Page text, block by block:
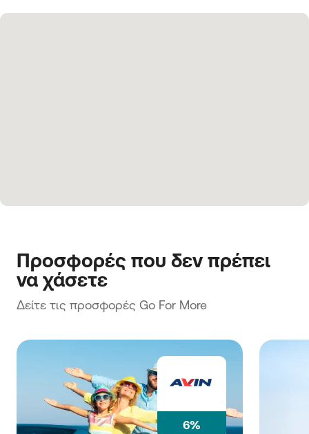
Προσφορές που δεν πρέπει
να χάσετε
Δείτε τις προσφορές Go For More
6%